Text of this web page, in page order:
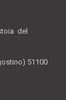
del
51100